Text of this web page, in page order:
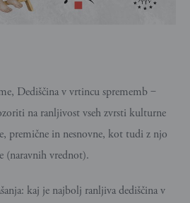
Dediščina v vrtincu sprememb ‒
na ranljivost vseh zvrsti kulturne
premične in nesnovne, kot tudi z njo
(naravnih vrednot).
kaj je najbolj ranljiva dediščina v